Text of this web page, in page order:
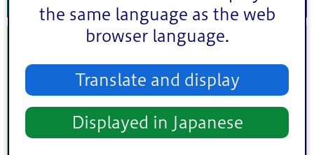
the same language as the web
browser language.
Translate and display
Displayed in Japanese
東部地域の食べきり推進店
キッチンこころ
厳鮮素材厨房 SEN之屋